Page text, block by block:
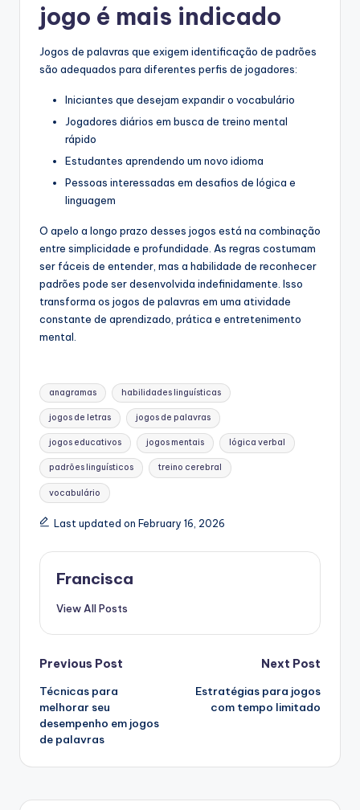
jogo é mais indicado
Jogos de palavras que exigem identificação de padrões
são adequados para diferentes perfis de jogadores:
Iniciantes que desejam expandir o vocabulário
Jogadores diários em busca de treino mental
rápido
Estudantes aprendendo um novo idioma
Pessoas interessadas em desafios de lógica e
linguagem
O apelo a longo prazo desses jogos está na combinação
entre simplicidade e profundidade. As regras costumam
ser fáceis de entender, mas a habilidade de reconhecer
padrões pode ser desenvolvida indefinidamente. Isso
transforma os jogos de palavras em uma atividade
constante de aprendizado, prática e entretenimento
mental.
Tags:
anagramas habilidades linguísticas
jogos de letras jogos de palavras
jogos educativos jogos mentais lógica verbal
padrões linguísticos treino cerebral
vocabulário
Last updated on February 16, 2026
Francisca
View All Posts
Post
navigation
Previous Post
Técnicas para
melhorar seu
desempenho em jogos
de palavras
Next Post
Estratégias para jogos
com tempo limitado